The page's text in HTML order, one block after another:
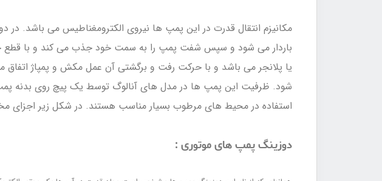
مکانیزم انتقال قدرت در این پمپ ها نیروی الکترومغناطیس می باشد.
باردار می شود و سپس شفت پمپ را به سمت خود جذب می کند و با قطع
یا پلانجر می باشد و با حرکت رفت و برگشتی آن عمل مکش و پمپاژ
استفاده در محیط های مرطوب بسیار مناسب هستند. در شکل زیر
دوزینگ پمپ های موتوری :